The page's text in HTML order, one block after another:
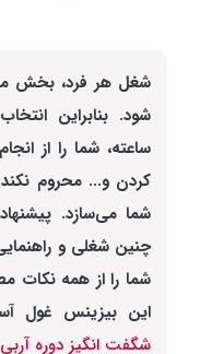
شغل هر فرد، بخش
ساعته، شما را از
کردن و... محروم نکند
شما می‌سازد.
چنین شغلی و
شما را از همه نکات
این بیزینس غول
شگفت انگیز دوره آربی